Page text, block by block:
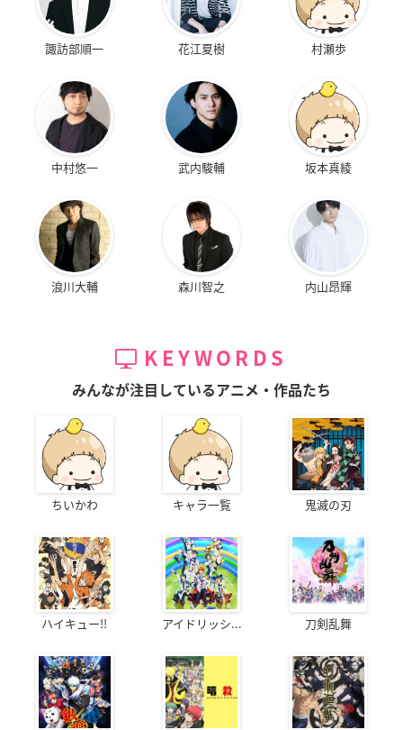
諏訪部順一 花江夏樹 村瀬歩
中村悠一 武内駿輔 坂本真綾
浪川大輔 森川智之 内山昂輝
KEYWORDS
みんなが注目しているアニメ・作品たち
ちいかわ キャラ一覧 鬼滅の刃
ハイキュー!! アイドリッシ... 刀剣乱舞